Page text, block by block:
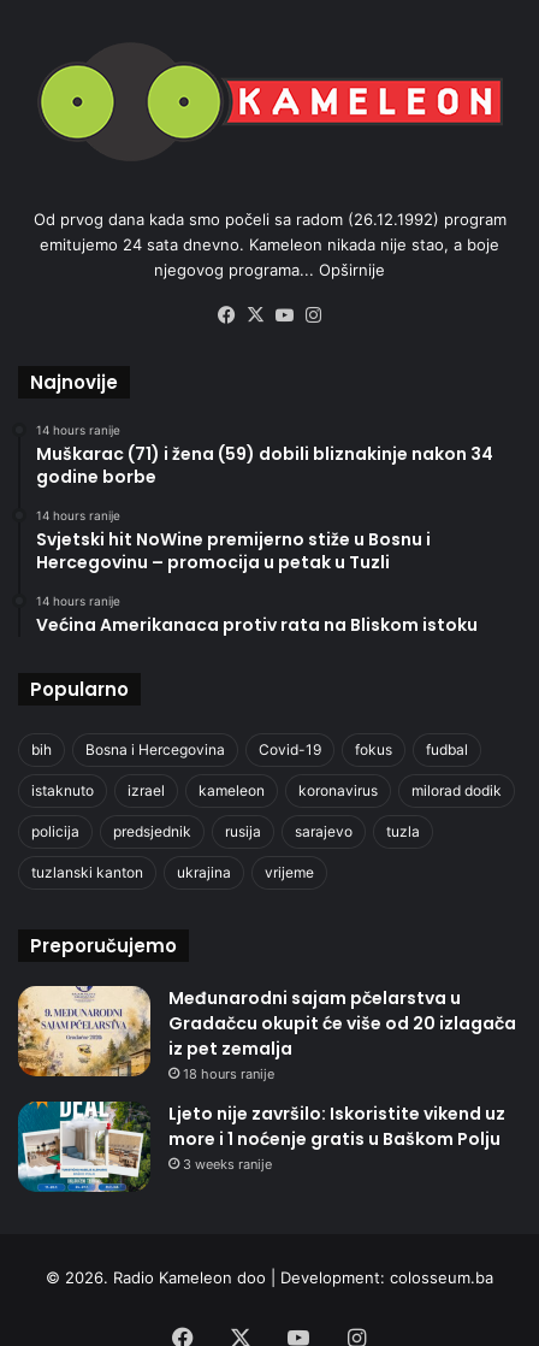
Od prvog dana kada smo počeli sa radom (26.12.1992) program
emitujemo 24 sata dnevno. Kameleon nikada nije stao, a boje
njegovog programa... Opširnije
Facebook
X YouTube
Najnovije
14 hours ranije
Muškarac (71) i žena (59) dobili bliznakinje nakon 34
godine borbe
14 hours ranije
Svjetski hit NoWine premijerno stiže u Bosnu i
Hercegovinu – promocija u petak u Tuzli
14 hours ranije
Većina Amerikanaca protiv rata na Bliskom istoku
Popularno
bih Bosna i Hercegovina Covid-19 fokus fudbal
istaknuto izrael kameleon koronavirus milorad dodik
policija predsjednik rusija sarajevo tuzla
tuzlanski kanton ukrajina vrijeme
Preporučujemo
Međunarodni sajam pčelarstva u
Gradačcu okupit će više od 20 izlagača
iz pet zemalja
18 hours ranije
Ljeto nije završilo: Iskoristite vikend uz
more i 1 noćenje gratis u Baškom Polju
3 weeks ranije
© 2026. Radio Kameleon doo | Development: colosseum.ba
Facebook YouTubeInstagram